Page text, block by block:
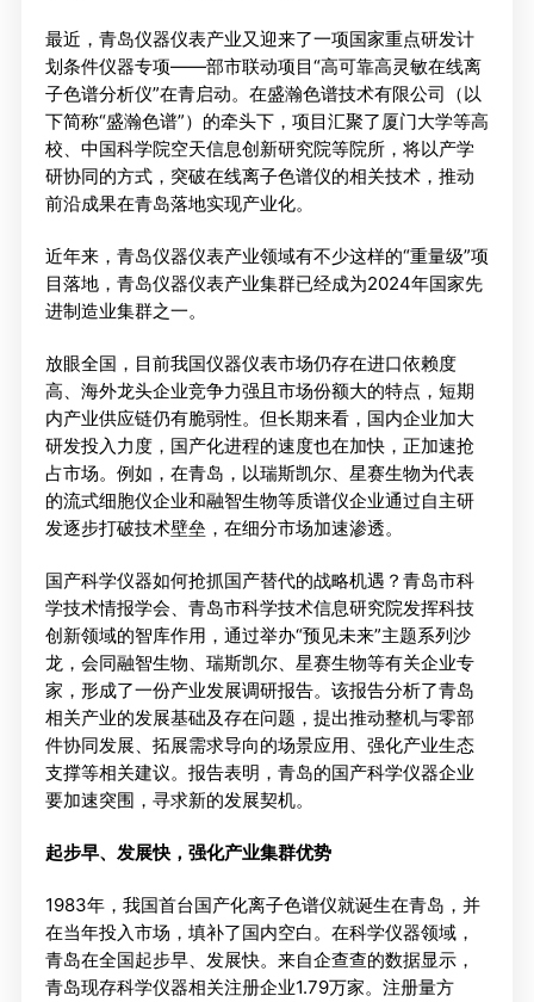
最近，青岛仪器仪表产业又迎来了一项国家重点研发计
划条件仪器专项——部市联动项目“高可靠高灵敏在线离
子色谱分析仪”在青启动。在盛瀚色谱技术有限公司（以
下简称“盛瀚色谱”）的牵头下，项目汇聚了厦门大学等高
校、中国科学院空天信息创新研究院等院所，将以产学
研协同的方式，突破在线离子色谱仪的相关技术，推动
前沿成果在青岛落地实现产业化。
近年来，青岛仪器仪表产业领域有不少这样的“重量级”项
目落地，青岛仪器仪表产业集群已经成为2024年国家先
进制造业集群之一。
放眼全国，目前我国仪器仪表市场仍存在进口依赖度
高、海外龙头企业竞争力强且市场份额大的特点，短期
内产业供应链仍有脆弱性。但长期来看，国内企业加大
研发投入力度，国产化进程的速度也在加快，正加速抢
占市场。例如，在青岛，以瑞斯凯尔、星赛生物为代表
的流式细胞仪企业和融智生物等质谱仪企业通过自主研
发逐步打破技术壁垒，在细分市场加速渗透。
国产科学仪器如何抢抓国产替代的战略机遇？青岛市科
学技术情报学会、青岛市科学技术信息研究院发挥科技
创新领域的智库作用，通过举办“预见未来”主题系列沙
龙，会同融智生物、瑞斯凯尔、星赛生物等有关企业专
家，形成了一份产业发展调研报告。该报告分析了青岛
相关产业的发展基础及存在问题，提出推动整机与零部
件协同发展、拓展需求导向的场景应用、强化产业生态
支撑等相关建议。报告表明，青岛的国产科学仪器企业
要加速突围，寻求新的发展契机。
起步早、发展快，强化产业集群优势
1983年，我国首台国产化离子色谱仪就诞生在青岛，并
在当年投入市场，填补了国内空白。在科学仪器领域，
青岛在全国起步早、发展快。来自企查查的数据显示，
青岛现存科学仪器相关注册企业1.79万家。注册量方